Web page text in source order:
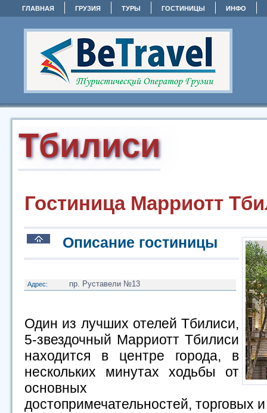
ГЛАВНАЯ ГРУЗИЯ ТУРЫ ГОСТИНИЦЫ ИНФО
Тбилиси
Гостиница Марриотт
Описание гостиницы
Адрес: пр. Руставели №13
Один из лучших отелей Тбилиси,
5-звездочный Марриотт Тбилиси
находится в центре города, в
нескольких минутах ходьбы от
основных
достопримечательностей, торговых